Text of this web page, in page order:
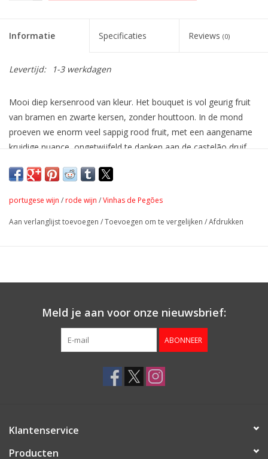
Informatie Specificaties Reviews (0)
Levertijd: 1-3 werkdagen
Mooi diep kersenrood van kleur. Het bouquet is vol geurig fruit
van bramen en zwarte kersen, zonder houttoon. In de mond
proeven we enorm veel sappig rood fruit, met een aangename
kruidige nuance, ongetwijfeld te danken aan de castelão druif
fantastische smaak. Zacht, aromatisch en vooral zeer
portugese wijn / rode wijn /Vinhas de Pegões
Aan verlanglijst toevoegen /Toevoegen om te vergelijken /Afdrukken
Meld je aan voor onze nieuwsbrief:
ABONNEER
Klantenservice
Producten